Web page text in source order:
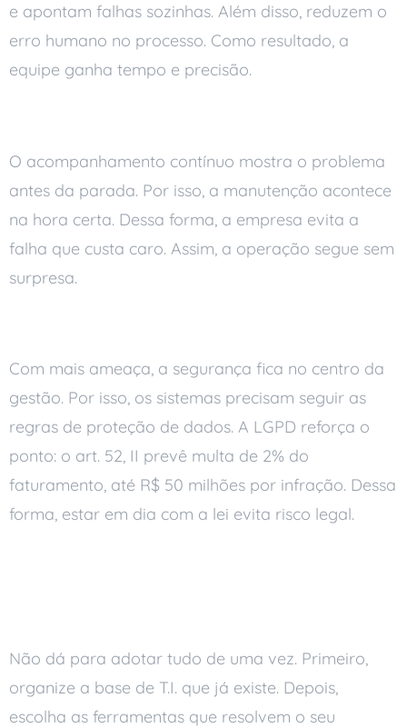
e apontam falhas sozinhas. Além disso, reduzem o
erro humano no processo. Como resultado, a
equipe ganha tempo e precisão.
O acompanhamento contínuo mostra o problema
antes da parada. Por isso, a manutenção acontece
na hora certa. Dessa forma, a empresa evita a
falha que custa caro. Assim, a operação segue sem
surpresa.
Com mais ameaça, a segurança fica no centro da
gestão. Por isso, os sistemas precisam seguir as
regras de proteção de dados. A LGPD reforça o
ponto: o art. 52, II prevê multa de 2% do
faturamento, até R$ 50 milhões por infração. Dessa
forma, estar em dia com a lei evita risco legal.
Não dá para adotar tudo de uma vez. Primeiro,
organize a base de T.I. que já existe. Depois,
escolha as ferramentas que resolvem o seu